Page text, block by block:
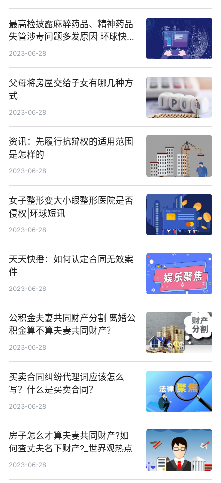
最高检披露麻醉药品、精神药品
失管涉毒问题多发原因 环球快资
讯
2023-06-28
父母将房屋交给子女有哪几种方
式
2023-06-28
资讯：先履行抗辩权的适用范围
是怎样的
2023-06-28
女子整形变大小眼整形医院是否
侵权|环球短讯
2023-06-28
天天快播：如何认定合同无效案
件
2023-06-28
公积金夫妻共同财产分割 离婚公
积金算不算夫妻共同财产？
2023-06-28
买卖合同纠纷代理词应该怎么
写？什么是买卖合同？
2023-06-28
房子怎么才算夫妻共同财产?如
何查丈夫名下财产?_世界观热点
2023-06-28